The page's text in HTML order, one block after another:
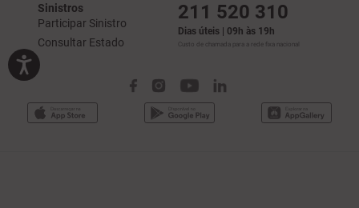
Sinistros
Participar Sinistro
Consultar Estado
211 520 310
Dias úteis | 09h às 19h
Custo de chamada para a rede fixa nacional